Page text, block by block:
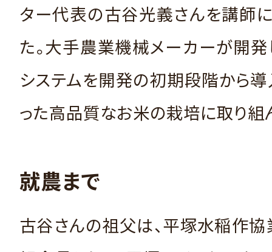
ター代表の古谷光義さんを講師
た。大手農業機械メーカーが開
システムを開発の初期段階から導
った高品質なお米の栽培に取り組
就農まで
古谷さんの祖父は、平塚水稲作